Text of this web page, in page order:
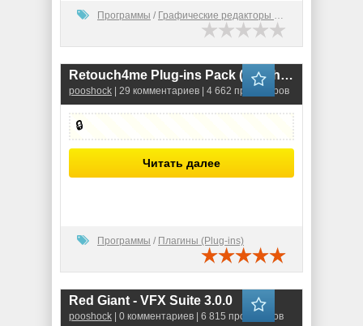
Программы / Графические редакторы (2D)
Rеtоuch4mе Plug-ins Pack (for Photoshop)
pooshock | 29 комментариев | 4 662 просмотров
🔒
Читать далее
Программы / Плагины (Plug-ins)
Red Giant - VFX Suite 3.0.0
pooshock | 0 комментариев | 6 815 просмотров